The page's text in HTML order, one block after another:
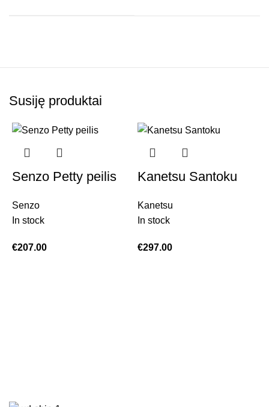
Susiję produktai
Senzo Petty peilis
Senzo
In stock
€207.00
Kanetsu Santoku
Kanetsu
In stock
€297.00